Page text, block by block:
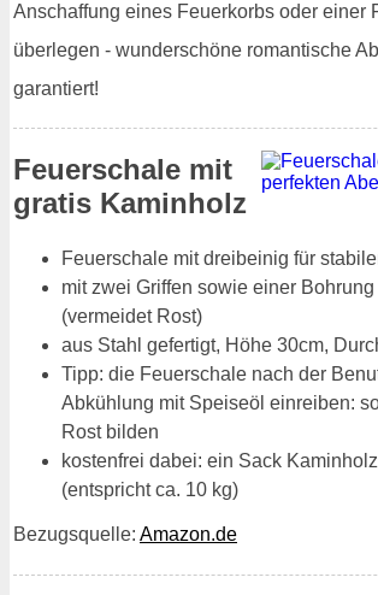
Anschaffung eines Feuerkorbs oder einer
überlegen - wunderschöne romantische
garantiert!
Feuerschale mit
gratis Kaminholz
Feuerschale mit dreibeinig für
mit zwei Griffen sowie einer
(vermeidet Rost)
aus Stahl gefertigt, Höhe 30cm,
Tipp: die Feuerschale nach der
Abkühlung mit Speiseöl einreiben:
Rost bilden
kostenfrei dabei: ein Sack
(entspricht ca. 10 kg)
Bezugsquelle: Amazon.de